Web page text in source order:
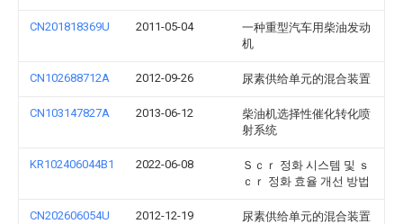
CN201818369U 2011-05-04
一种重型汽车用柴油发动
机
CN102688712A 2012-09-26 尿素供给单元的混合装置
CN103147827A 2013-06-12
柴油机选择性催化转化喷
射系统
KR102406044B1 2022-06-08
Ｓｃｒ 정화 시스템 및 ｓ
ｃｒ 정화 효율 개선 방법
CN202606054U 2012-12-19 尿素供给单元的混合装置